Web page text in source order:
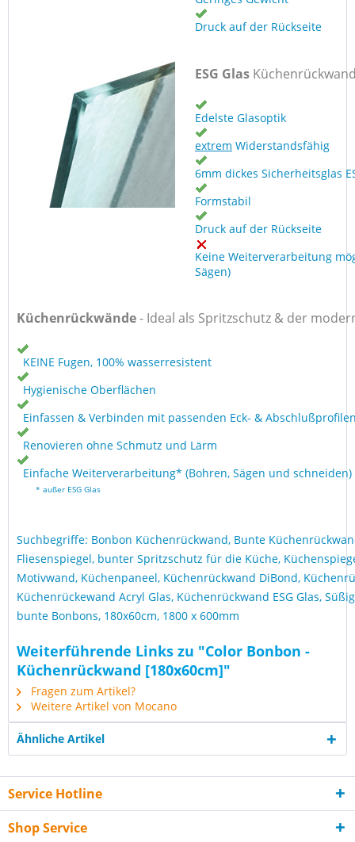
Druck auf der Rückseite
ESG Glas
Edelste Glasoptik
extrem Widerstandsfähig
6mm dickes Sicherheitsglas
Formstabil
Druck auf der Rückseite
Keine Weiterverarbeitung
Sägen)
Küchenrückwände- Ideal als Spritzschutz & der
KEINE Fugen, 100% wasserresistent
Hygienische Oberflächen
Einfassen & Verbinden mit passenden Eck- &
Renovieren ohne Schmutz und Lärm
Einfache Weiterverarbeitung* (Bohren, Sägen und schneiden)
* außer ESG Glas
Suchbegriffe: Bonbon Küchenrückwand, Bunte
Fliesenspiegel, bunter Spritzschutz für die Küche,
Motivwand, Küchenpaneel, Küchenrückwand DiBond,
Küchenrückewand Acryl Glas, Küchenrückwand ESG Glas,
bunte Bonbons, 180x60cm, 1800 x 600mm
Weiterführende Links zu "Color Bonbon -
Küchenrückwand [180x60cm]"
Fragen zum Artikel?
Weitere Artikel von Mocano
Ähnliche Artikel
Service Hotline
Shop Service